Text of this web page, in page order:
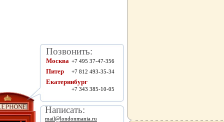
Позвонить:
Москва +7 495 37-47-356
Питер +7 812 493-35-34
Екатеринбург
+7 343 385-10-05
Написать:
mail@londonmania.ru